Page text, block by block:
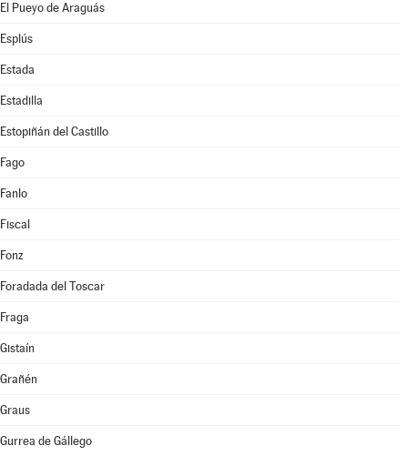
El Pueyo de Araguás
Esplús
Estada
Estadilla
Estopiñán del Castillo
Fago
Fanlo
Fiscal
Fonz
Foradada del Toscar
Fraga
Gistaín
Grañén
Graus
Gurrea de Gállego